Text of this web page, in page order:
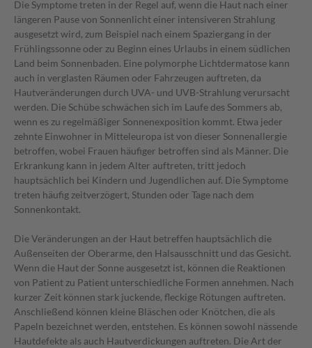
Die Symptome treten in der Regel auf, wenn die Haut nach einer
längeren Pause von Sonnenlicht einer intensiveren Strahlung
ausgesetzt wird, zum Beispiel nach einem Spaziergang in der
Frühlingssonne oder zu Beginn eines Urlaubs in einem südlichen
Land beim Sonnenbaden. Eine polymorphe Lichtdermatose kann
auch in verglasten Räumen oder Fahrzeugen auftreten, da
Hautveränderungen durch UVA- und UVB-Strahlung verursacht
werden. Die Schübe schwächen sich im Laufe des Sommers ab,
wenn es zu regelmäßiger Sonnenexposition kommt. Etwa jeder
zehnte Einwohner in Mitteleuropa ist von dieser Sonnenallergie
betroffen, wobei Frauen häufiger betroffen sind als Männer. Die
Erkrankung kann in jedem Alter auftreten, tritt jedoch
hauptsächlich bei Kindern und Jugendlichen auf. Die Symptome
treten häufig zeitverzögert, Stunden oder Tage nach dem
Sonnenkontakt.
Die Veränderungen an der Haut betreffen hauptsächlich die
Außenseiten der Oberarme, den Halsausschnitt und das Gesicht.
Wenn die Haut der Sonne ausgesetzt ist, können die Reaktionen
von Patient zu Patient unterschiedliche Formen annehmen. Nach
kurzer Zeit können stark juckende, fleckige Rötungen auftreten.
Anschließend können kleine Bläschen oder Knötchen, die als
Papeln bezeichnet werden, entstehen. Es können sowohl nässende
Hautdefekte als auch Hautverdickungen auftreten. Die Art der